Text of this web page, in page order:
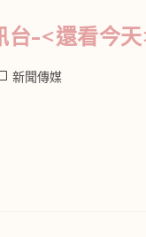
台-<還看今
新聞傳媒